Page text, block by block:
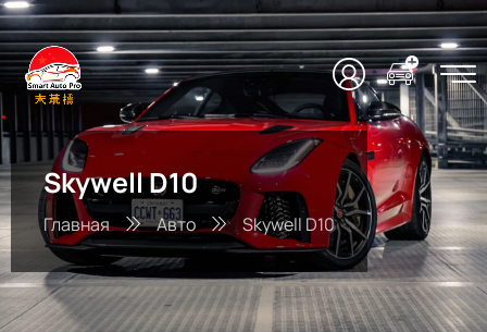
Skywell D10
Главная Авто Skywell D10